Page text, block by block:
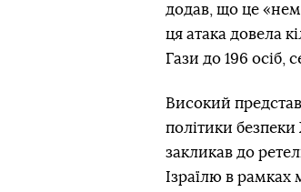
додав, що це
ця атака довела
Гази до 196 осіб,
Високий
політики
закликав до
Ізраїлю в рамках